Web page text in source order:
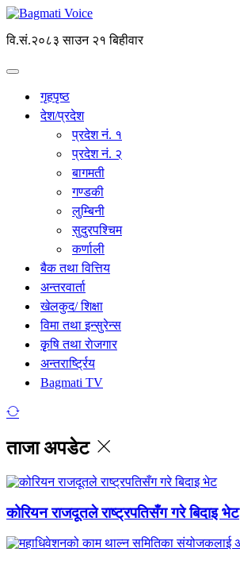
वि.सं.२०८३ साउन २१ बिहीवार
गृहपृष्ठ
देश/प्रदेश
प्रदेश नं. १
प्रदेश नं. २
बागमती
गण्डकी
लुम्बिनी
सुदुरपश्चिम
कर्णाली
बैक तथा वित्तिय
अन्तरवार्ता
खेलकुद/ शिक्षा
विमा तथा इन्सुरेन्स
कृृषि तथा राेजगार
अन्तरार्ष्ट्रिय
Bagmati TV
ताजा अपडेट
कोरियन राजदूतले राष्ट्रपतिसँग गरे बिदाइ भेट